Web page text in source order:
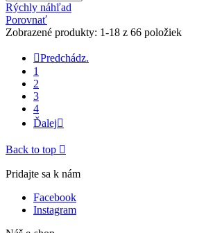
Rýchly náhľad
Porovnať
Zobrazené produkty: 1-18 z 66 položiek
Predchádz.
1
2
3
4
Ďalej
Back to top 
Pridajte sa k nám
Facebook
Instagram